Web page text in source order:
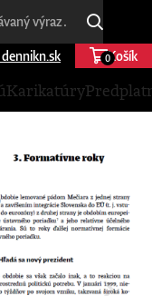
Košík
0
Karikatúry